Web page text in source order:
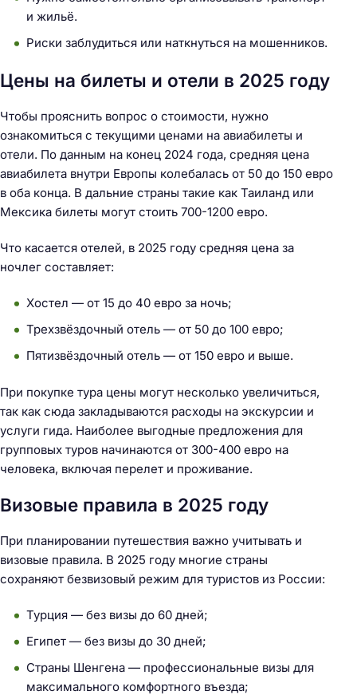
и жильё.
Риски заблудиться или наткнуться на мошенников.
Цены на билеты и отели в 2025 году
Чтобы прояснить вопрос о стоимости, нужно
ознакомиться с текущими ценами на авиабилеты и
отели. По данным на конец 2024 года, средняя цена
авиабилета внутри Европы колебалась от 50 до 150 евро
в оба конца. В дальние страны такие как Таиланд или
Мексика билеты могут стоить 700-1200 евро.
Что касается отелей, в 2025 году средняя цена за
ночлег составляет:
Хостел — от 15 до 40 евро за ночь;
Трехзвёздочный отель — от 50 до 100 евро;
Пятизвёздочный отель — от 150 евро и выше.
При покупке тура цены могут несколько увеличиться,
так как сюда закладываются расходы на экскурсии и
услуги гида. Наиболее выгодные предложения для
групповых туров начинаются от 300-400 евро на
человека, включая перелет и проживание.
Визовые правила в 2025 году
При планировании путешествия важно учитывать и
визовые правила. В 2025 году многие страны
сохраняют безвизовый режим для туристов из России:
Турция — без визы до 60 дней;
Египет — без визы до 30 дней;
Страны Шенгена — профессиональные визы для
максимального комфортного въезда;